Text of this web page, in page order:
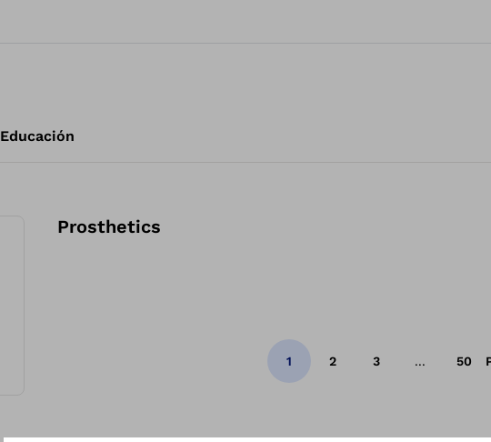
Educación
Prosthetics
1 2 3 ... 50